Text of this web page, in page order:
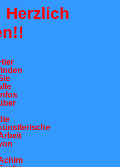
Herzlich
Hier
Infos
künstlerische